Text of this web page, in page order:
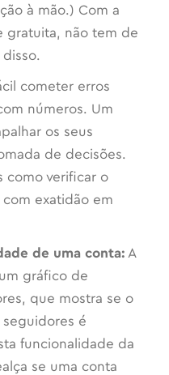
à mão.) Com a
gratuita, não tem de
cometer erros
números. Um
os seus
de decisões.
como verificar o
exatidão em
de uma conta: A
gráfico de
que mostra se o
é
funcionalidade da
se uma conta